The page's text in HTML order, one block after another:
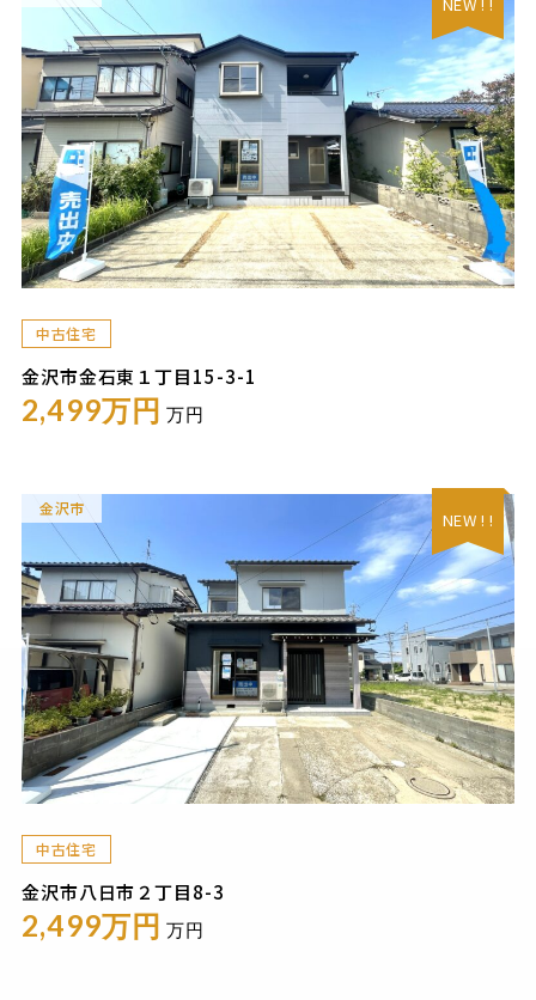
中古住宅
金沢市金石東１丁目15-3-1
2,499万円 万円
金沢市
NEW ! !
中古住宅
金沢市八日市２丁目8-3
2,499万円 万円